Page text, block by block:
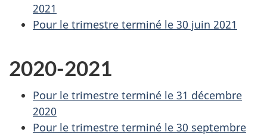
2021
Pour le trimestre terminé le 30 juin 2021
2020-2021
Pour le trimestre terminé le 31 décembre
2020
Pour le trimestre terminé le 30 septembre